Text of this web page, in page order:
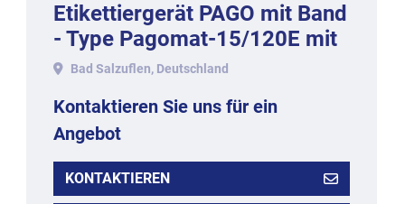
Etikettiergerät PAGO mit Band
- Type Pagomat-15/120E mit
Stativ, Baujahr 2002.
Bad Salzuflen, Deutschland
Kontaktieren Sie uns für ein
Angebot
KONTAKTIEREN